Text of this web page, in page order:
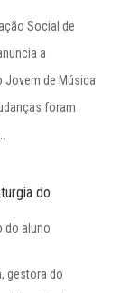
Social de
a
Jovem de Música
foram
do
do aluno
gestora do